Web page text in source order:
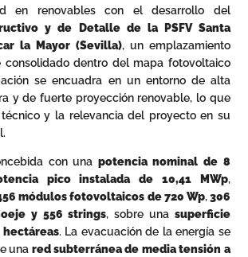
en renovables con el desarrollo del
y de Detalle de la PSFV Santa
la Mayor (Sevilla), un emplazamiento
consolidado dentro del mapa fotovoltaico
se encuadra en un entorno de alta
y de fuerte proyección renovable, lo que
y la relevancia del proyecto en su
con una potencia nominal de 8
pico instalada de 10,41 MWp,
módulos fotovoltaicos de 720 Wp,306
y 556 strings, sobre una superficie
hectáreas. La evacuación de la energía se
una red subterránea de media tensión a